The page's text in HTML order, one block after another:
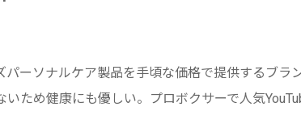
ーソナルケア製品を手頃な価格で提供するブラン
ため健康にも優しい。プロボクサーで人気